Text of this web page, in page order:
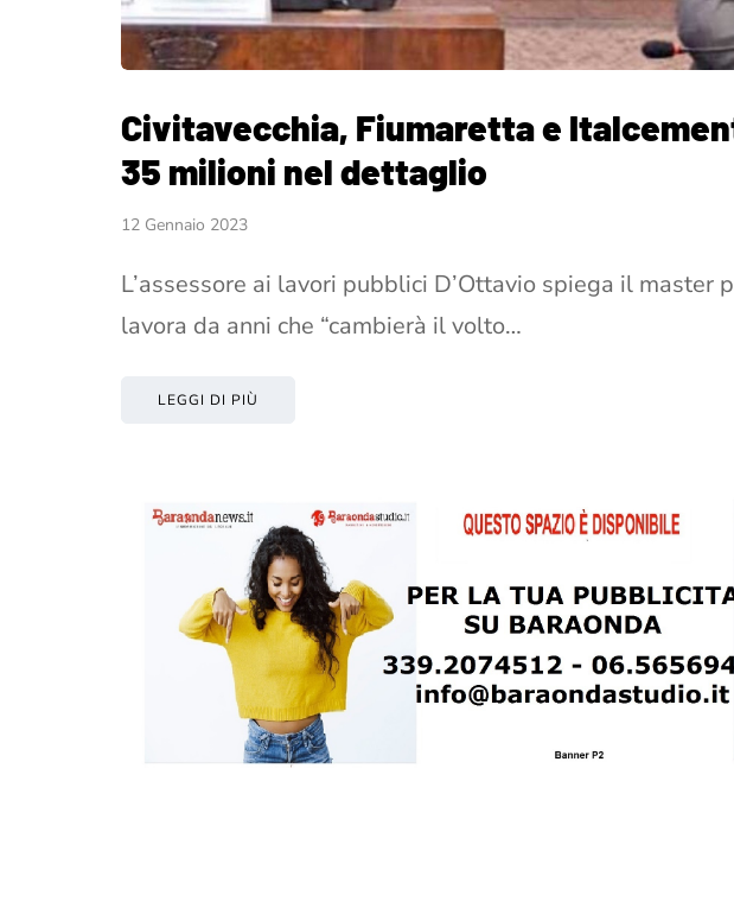
Civitavecchia, Fiumaretta e
35 milioni nel dettaglio
12 Gennaio 2023
L’assessore ai lavori pubblici D’Ottavio spiega il master
lavora da anni che “cambierà il volto…
LEGGI DI PIÙ